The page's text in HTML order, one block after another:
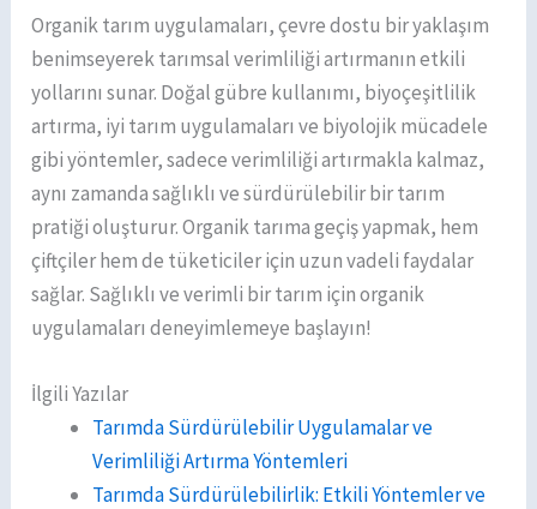
Organik tarım uygulamaları, çevre dostu bir yaklaşım
benimseyerek tarımsal verimliliği artırmanın etkili
yollarını sunar. Doğal gübre kullanımı, biyoçeşitlilik
artırma, iyi tarım uygulamaları ve biyolojik mücadele
gibi yöntemler, sadece verimliliği artırmakla kalmaz,
aynı zamanda sağlıklı ve sürdürülebilir bir tarım
pratiği oluşturur. Organik tarıma geçiş yapmak, hem
çiftçiler hem de tüketiciler için uzun vadeli faydalar
sağlar. Sağlıklı ve verimli bir tarım için organik
uygulamaları deneyimlemeye başlayın!
İlgili Yazılar
Tarımda Sürdürülebilir Uygulamalar ve
Verimliliği Artırma Yöntemleri
Tarımda Sürdürülebilirlik: Etkili Yöntemler ve